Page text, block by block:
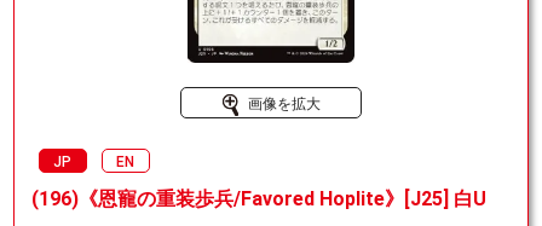
画像を拡大
JP EN
(196)《恩寵の重装歩兵/Favored Hoplite》[J25] 白U